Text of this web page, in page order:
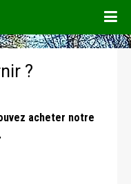
?
acheter notre